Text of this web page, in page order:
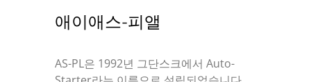
애이애스-피앨
AS-PL은 1992년 그단스크에서 Auto-